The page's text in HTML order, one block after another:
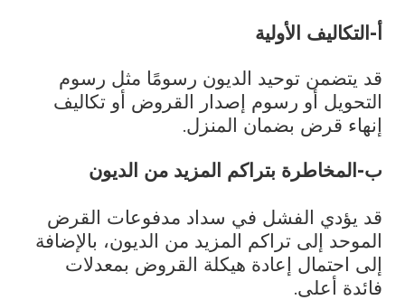
أ-التكاليف الأولية
قد يتضمن توحيد الديون رسومًا مثل رسوم
التحويل أو رسوم إصدار القروض أو تكاليف
إنهاء قرض بضمان المنزل.
ب-المخاطرة بتراكم المزيد من الديون
قد يؤدي الفشل في سداد مدفوعات القرض
الموحد إلى تراكم المزيد من الديون، بالإضافة
إلى احتمال إعادة هيكلة القروض بمعدلات
فائدة أعلى.